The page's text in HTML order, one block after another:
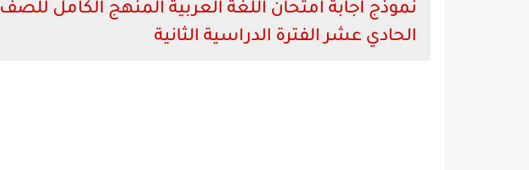
نموذج اجابة امتحان اللغة العربية المنهج الكامل للصف
الحادي عشر الفترة الدراسية الثانية